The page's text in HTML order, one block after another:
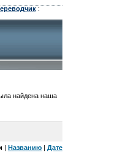
:
найдена наша
| Названию | Дате